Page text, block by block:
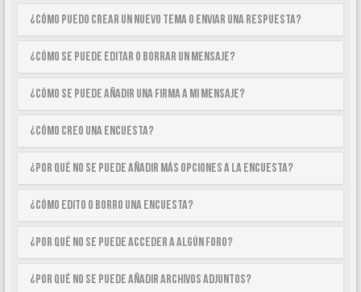
¿Cómo puedo crear un nuevo tema o enviar una respuesta?
¿Cómo se puede editar o borrar un mensaje?
¿Cómo se puede añadir una firma a mi mensaje?
¿Cómo creo una encuesta?
¿Por qué no se puede añadir más opciones a la encuesta?
¿Cómo edito o borro una encuesta?
¿Por qué no se puede acceder a algún foro?
¿Por qué no se puede añadir archivos adjuntos?